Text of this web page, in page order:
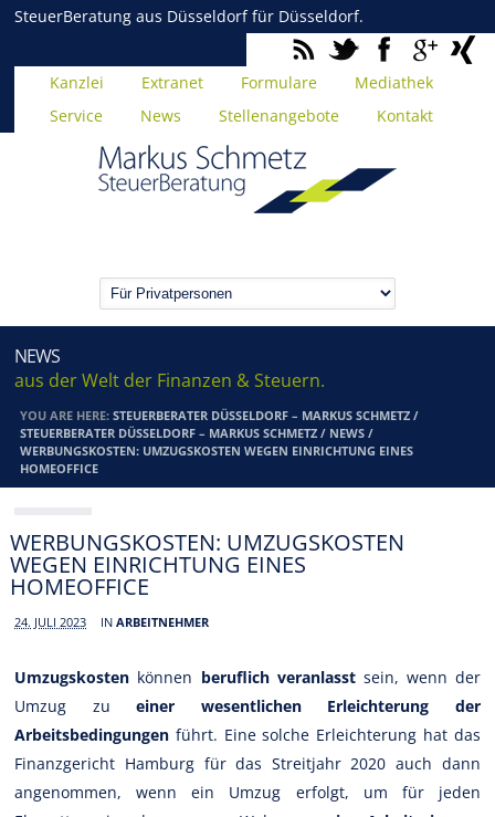
SteuerBeratung aus Düsseldorf für Düsseldorf.
Kanzlei Extranet Formulare
Mediathek
Service
News Stellenangebote Kontakt
NEWS
aus der Welt der Finanzen & Steuern.
YOU ARE HERE:STEUERBERATER DÜSSELDORF – MARKUS SCHMETZ /
STEUERBERATER DÜSSELDORF – MARKUS SCHMETZ / NEWS /
WERBUNGSKOSTEN: UMZUGSKOSTEN WEGEN EINRICHTUNG EINES
HOMEOFFICE
WERBUNGSKOSTEN: UMZUGSKOSTEN
WEGEN EINRICHTUNG EINES
HOMEOFFICE
24. JULI 2023 INARBEITNEHMER
Umzugskosten können beruflich veranlasstsein, wenn der
Umzug zueiner wesentlichen Erleichterung der
Arbeitsbedingungen führt. Eine solche Erleichterung hat das
Finanzgericht Hamburg für das Streitjahr 2020 auch dann
angenommen, wenn ein Umzug erfolgt, um für jeden